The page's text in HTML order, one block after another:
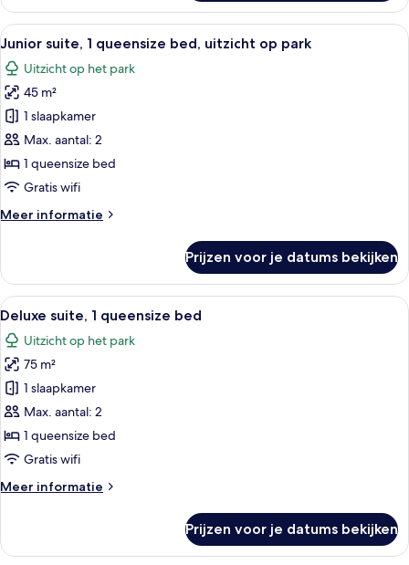
kamer,
queensize
uitzicht
op
park
Alle
foto's
voor
Junior
suite,
1
queensize
bed,
op
Een hotelkamer met een bed, een
7
Junior suite, 1 queensize bed, uitzicht op park
Uitzicht op het park
45 m²
1 slaapkamer
Max. aantal: 2
1 queensize bed
Gratis wifi
Meer informatie
Meer
suite,
queensize
uitzicht
op
park
Prijzen voor je datums bekijken
Alle
foto's
voor
Deluxe
suite,
1
queensize
bed
Een moderne hotelkamer met een
7
Deluxe suite, 1 queensize bed
Uitzicht op het park
75 m²
1 slaapkamer
Max. aantal: 2
1 queensize bed
Gratis wifi
Meer informatie
Meer
suite,
Prijzen voor je datums bekijken